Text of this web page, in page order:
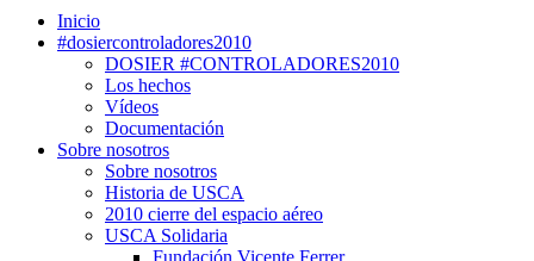
Inicio
#dosiercontroladores2010
DOSIER #CONTROLADORES2010
Los hechos
Vídeos
Documentación
Sobre nosotros
Sobre nosotros
Historia de USCA
2010 cierre del espacio aéreo
USCA Solidaria
Fundación Vicente Ferrer